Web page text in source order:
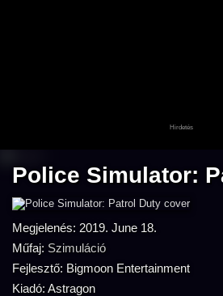
Police Simulator:
Megjelenés: 2019. June 18.
Műfaj: Szimuláció
Fejlesztő: Bigmoon Entertainment
Kiadó: Astragon